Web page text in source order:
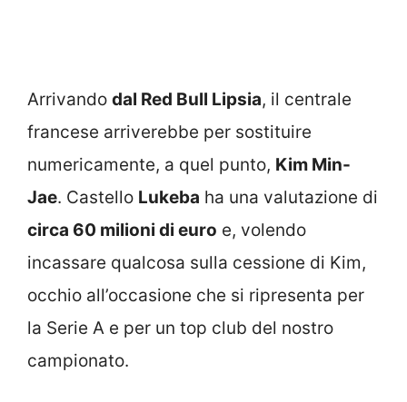
Arrivando dal Red Bull Lipsia, il centrale
francese arriverebbe per sostituire
numericamente, a quel punto, Kim Min-
Jae. Castello Lukeba ha una valutazione di
circa 60 milioni di euro e, volendo
incassare qualcosa sulla cessione di Kim,
occhio all’occasione che si ripresenta per
la Serie A e per un top club del nostro
campionato.